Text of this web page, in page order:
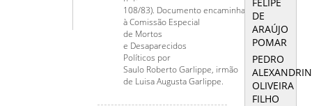
108/83). Documento encaminhado
à Comissão Especial
de Mortos
e Desaparecidos
Políticos por
Saulo Roberto Garlippe, irmão
de Luisa Augusta Garlippe.
DE
ARAÚJO
POMAR
PEDRO
OLIVEIRA
FILHO